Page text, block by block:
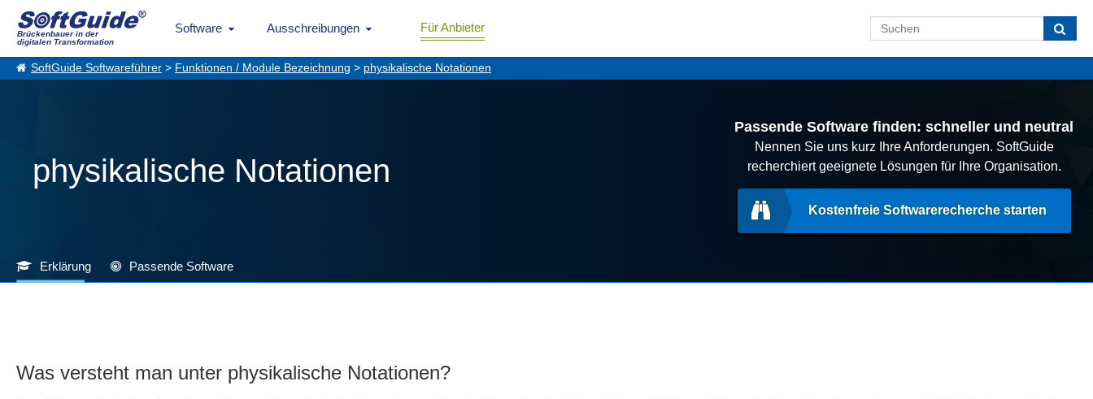
Brückenbauer in der
digitalen Transformation
Software Ausschreibungen Für Anbieter
SoftGuide Softwareführer > Funktionen / Module Bezeichnung > physikalische Notationen
physikalische Notationen
Passende Software finden: schneller und neutral
Nennen Sie uns kurz Ihre Anforderungen. SoftGuide
recherchiert geeignete Lösungen für Ihre Organisation.
Kostenfreie Softwarerecherche starten
Erklärung Passende Software
Was versteht man unter physikalische Notationen?